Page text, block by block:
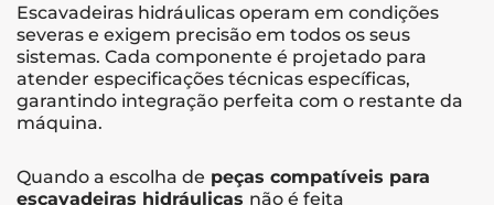
Escavadeiras hidráulicas operam em condições
severas e exigem precisão em todos os seus
sistemas. Cada componente é projetado para
atender especificações técnicas específicas,
garantindo integração perfeita com o restante da
máquina.
Quando a escolha de peças compatíveis para
escavadeiras hidráulicas não é feita